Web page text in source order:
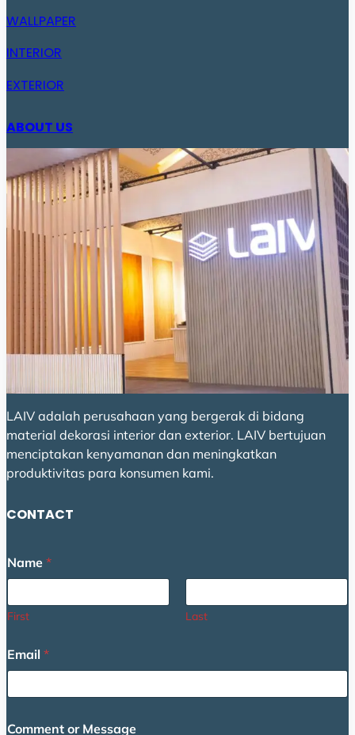
WALLPAPER
INTERIOR
EXTERIOR
ABOUT US
LAIV adalah perusahaan yang bergerak di bidang
material dekorasi interior dan exterior. LAIV bertujuan
menciptakan kenyamanan dan meningkatkan
produktivitas para konsumen kami.
CONTACT
m
a
l
m
a
l
Name *
First Last
Email *
Comment or Message